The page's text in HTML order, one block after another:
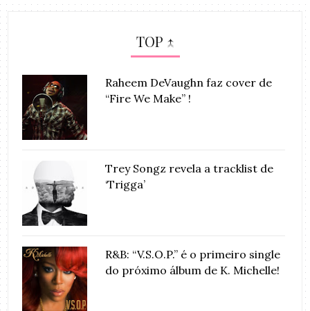
TOP ↑
Raheem DeVaughn faz cover de
“Fire We Make” !
Trey Songz revela a tracklist de
‘Trigga’
R&B: “V.S.O.P.” é o primeiro single
do próximo álbum de K. Michelle!